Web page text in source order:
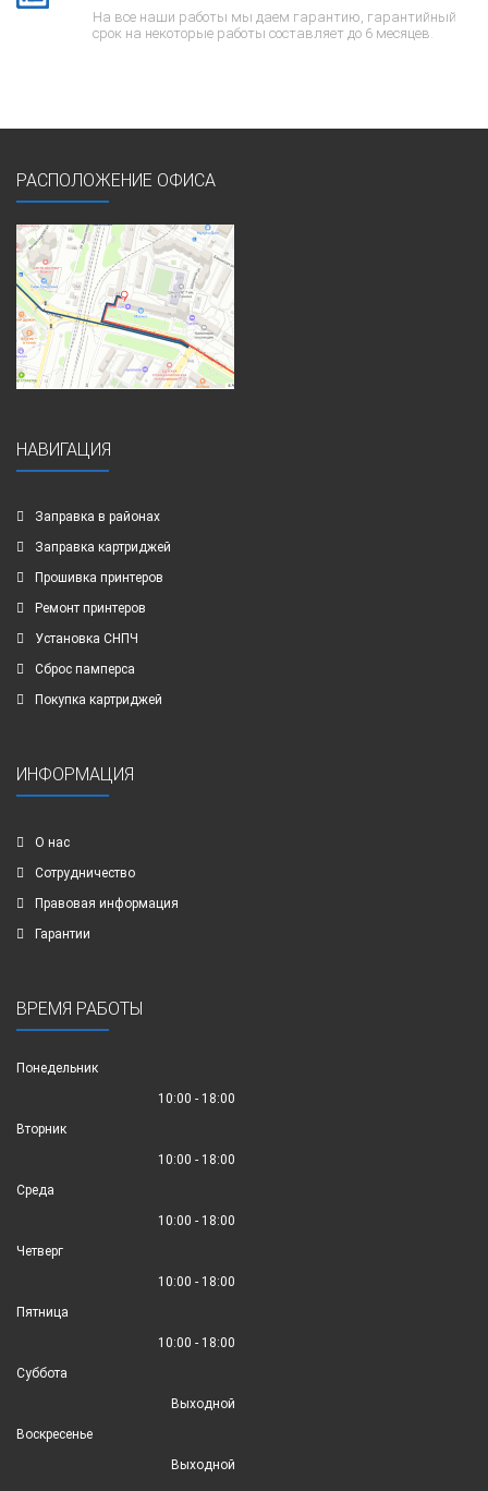
На все наши работы мы даем гарантию, гарантийный
срок на некоторые работы составляет до 6 месяцев.
РАСПОЛОЖЕНИЕ ОФИСА
НАВИГАЦИЯ
Заправка в районах
Заправка картриджей
Прошивка принтеров
Ремонт принтеров
Установка СНПЧ
Сброс памперса
Покупка картриджей
ИНФОРМАЦИЯ
О нас
Сотрудничество
Правовая информация
Гарантии
ВРЕМЯ РАБОТЫ
Понедельник
10:00 - 18:00
Вторник
10:00 - 18:00
Среда
10:00 - 18:00
Четверг
10:00 - 18:00
Пятница
10:00 - 18:00
Суббота
Выходной
Воскресенье
Выходной